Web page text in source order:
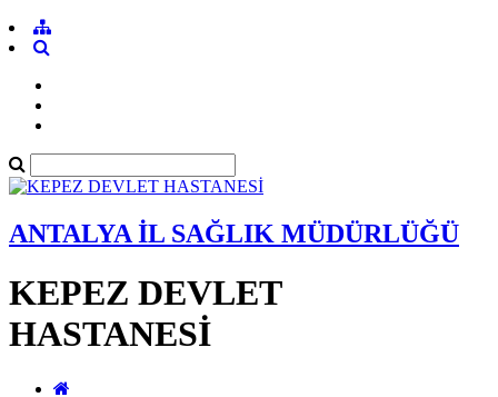
ANTALYA İL SAĞLIK MÜDÜRLÜĞÜ
KEPEZ DEVLET
HASTANESİ